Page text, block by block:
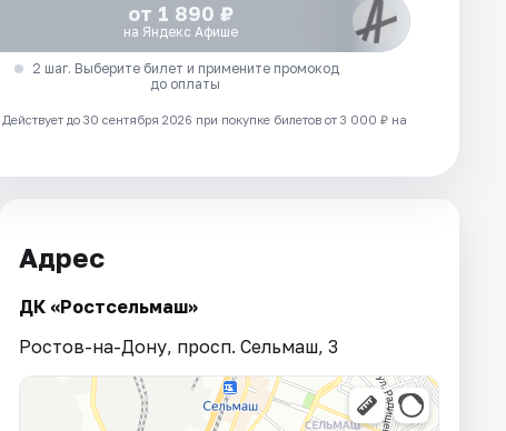
от 1 890 ₽
на Яндекс Афише
2 шаг. Выберите билет и примените промокод
до оплаты
Действует до 30 сентября 2026 при покупке билетов от 3 000 ₽ на
Адрес
ДК «Ростсельмаш»
Ростов-на-Дону, просп. Сельмаш, 3